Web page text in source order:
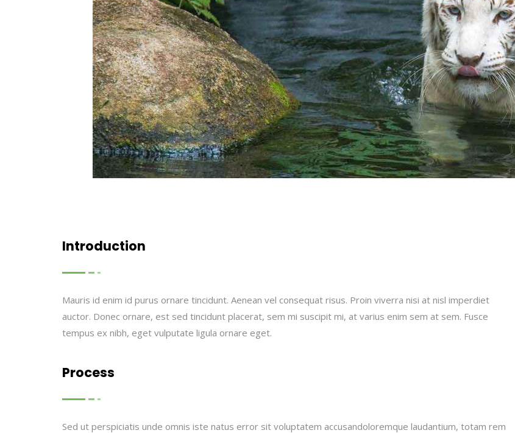
Introduction
Mauris id enim id purus ornare tincidunt. Aenean vel consequat risus. Proin viverra nisi at nisl imperdiet
auctor. Donec ornare, est sed tincidunt placerat, sem mi suscipit mi, at varius enim sem at sem. Fusce
tempus ex nibh, eget vulputate ligula ornare eget.
Process
Sed ut perspiciatis unde omnis iste natus error sit voluptatem accusandoloremque laudantium, totam rem